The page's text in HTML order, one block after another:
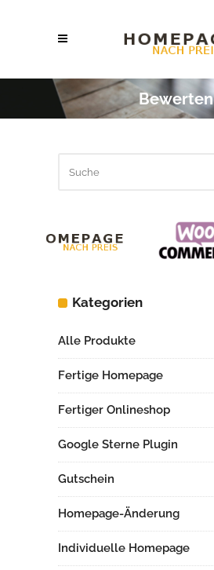
Bewerten
Kategorien
Alle Produkte
Fertige Homepage
Fertiger Onlineshop
Google Sterne Plugin
Gutschein
Homepage-Änderung
Individuelle Homepage